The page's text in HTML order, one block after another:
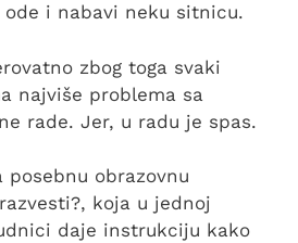
i nabavi neku sitnicu.
zbog toga svaki
najviše problema sa
rade. Jer, u radu je spas.
posebnu obrazovnu
koja u jednoj
daje instrukciju kako